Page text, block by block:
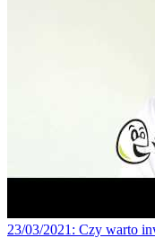
23/03/2021 : Czy warto